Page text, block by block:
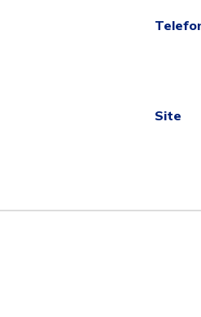
Site